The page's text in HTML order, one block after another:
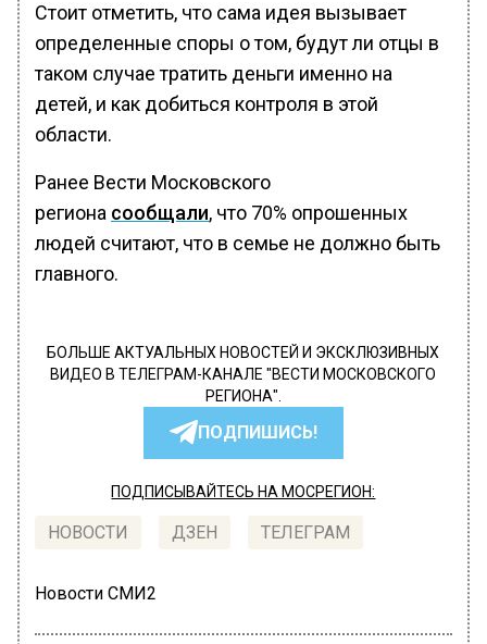
Стоит отметить, что сама идея вызывает
определенные споры о том, будут ли отцы в
таком случае тратить деньги именно на
детей, и как добиться контроля в этой
области.
Ранее Вести Московского
региона сообщали, что 70% опрошенных
людей считают, что в семье не должно быть
главного.
БОЛЬШЕ АКТУАЛЬНЫХ НОВОСТЕЙ И ЭКСКЛЮЗИВНЫХ
ВИДЕО В ТЕЛЕГРАМ-КАНАЛЕ "ВЕСТИ МОСКОВСКОГО
РЕГИОНА".
ПОДПИШИСЬ!
ПОДПИСЫВАЙТЕСЬ НА МОСРЕГИОН:
НОВОСТИ ДЗЕН ТЕЛЕГРАМ
Новости СМИ2